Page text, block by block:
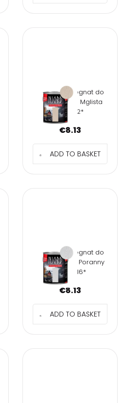
NJORD Impregnat do
drewna 0,75l Mglista
łąka *12*
€8.13
ADD TO BASKET
NJORD Impregnat do
drewna 0,75l Poranny
szron *16*
€8.13
ADD TO BASKET